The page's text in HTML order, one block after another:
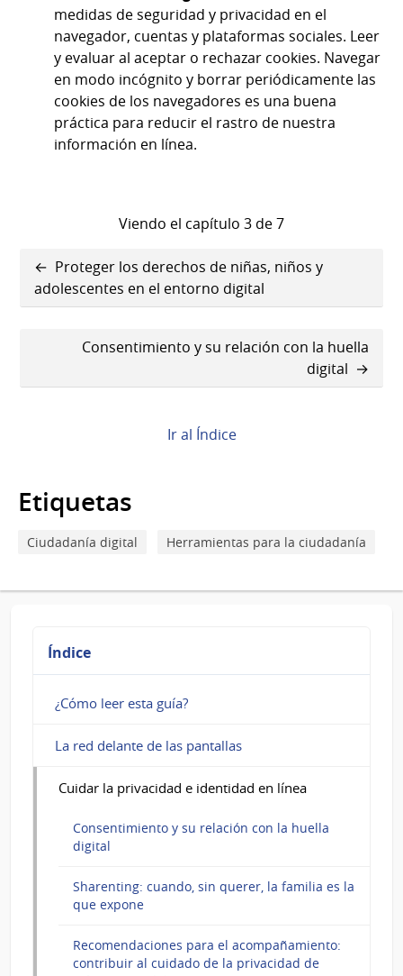
medidas de seguridad y privacidad en el
navegador, cuentas y plataformas sociales. Leer
y evaluar al aceptar o rechazar cookies. Navegar
en modo incógnito y borrar periódicamente las
cookies de los navegadores es una buena
práctica para reducir el rastro de nuestra
información en línea.
Viendo el capítulo 3 de 7
Enlaces
transversales
Book
para
privacidad
e
identidad
en
Proteger los derechos de niñas, niños y
adolescentes en el entorno digital
Consentimiento y su relación con la huella
digital
Ir al Índice
Etiquetas
Ciudadanía digital Herramientas para la ciudadanía
Índice
¿Cómo leer esta guía?
La red delante de las pantallas
Cuidar la privacidad e identidad en línea
Consentimiento y su relación con la huella
digital
Sharenting: cuando, sin querer, la familia es la
que expone
Recomendaciones para el acompañamiento:
contribuir al cuidado de la privacidad de